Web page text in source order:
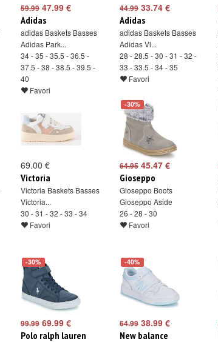
59.99 47.99 €
Adidas
adidas Baskets Basses
Adidas Park...
34 - 35 - 35.5 - 36.5 -
37.5 - 38 - 38.5 - 39.5 -
40
Favori
44.99 33.74 €
Adidas
adidas Baskets Basses
Adidas Vl...
28 - 28.5 - 30 - 31 - 32 -
33 - 33.5 - 34 - 35
Favori
69.00 €
Victoria
Victoria Baskets Basses
Victoria...
30 - 31 - 32 - 33 - 34
Favori
-30%
64.95 45.47 €
Gioseppo
Gioseppo Boots
Gioseppo Aside
26 - 28 - 30
Favori
-30%
99.99 69.99 €
Polo ralph lauren
-40%
64.99 38.99 €
New balance